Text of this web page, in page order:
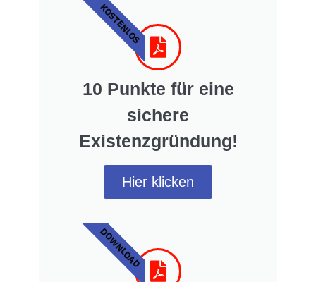
10 Punkte für eine
sichere
Existenzgründung!
Hier klicken
KOSTENLOS
DOWNLOAD